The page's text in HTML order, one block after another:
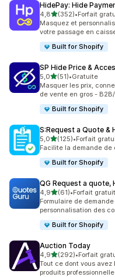
HidePay: Hide
4,8étoile(s) sur 5
(352)
352 avis au total
•Forfait
Masquez et
votre passage en
Built for Shopify
SP Hide Price &
5,0étoile(s) sur 5
(51)
51 avis au total
•Gratuite
Masquer les prix,
de vente en gros - B2B/
Built for Shopify
S:Request a Quote &
5,0étoile(s) sur 5
(125)
125 avis au total
•Forfait
Facilite la demande de
Built for Shopify
QG Request a quote,
4,9étoile(s) sur 5
(61)
61 avis au total
•Forfait
Formulaire de
personnalisation des
Built for Shopify
Auction Today
4,9étoile(s) sur 5
(292)
292 avis au total
•Forfait
Tout ce dont vous
produits